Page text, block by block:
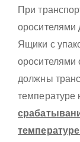
При
оросителями
Ящики с
оросителями
должны